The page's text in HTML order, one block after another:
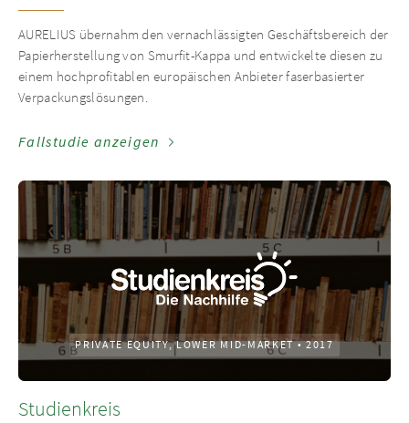
AURELIUS übernahm den vernachlässigten Geschäftsbereich der
Papierherstellung von Smurfit-Kappa und entwickelte diesen zu
einem hochprofitablen europäischen Anbieter faserbasierter
Verpackungslösungen.
Fallstudie anzeigen
PRIVATE EQUITY, LOWER MID-MARKET • 2017
Studienkreis